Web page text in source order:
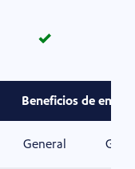
sí
Beneficios de
General